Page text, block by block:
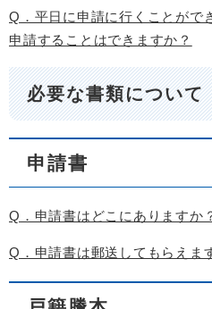
Q．平日に申請に行くことがで
申請することはできますか？
必要な書類について
申請書
Q．申請書はどこにありますか
Q．申請書は郵送してもらえま